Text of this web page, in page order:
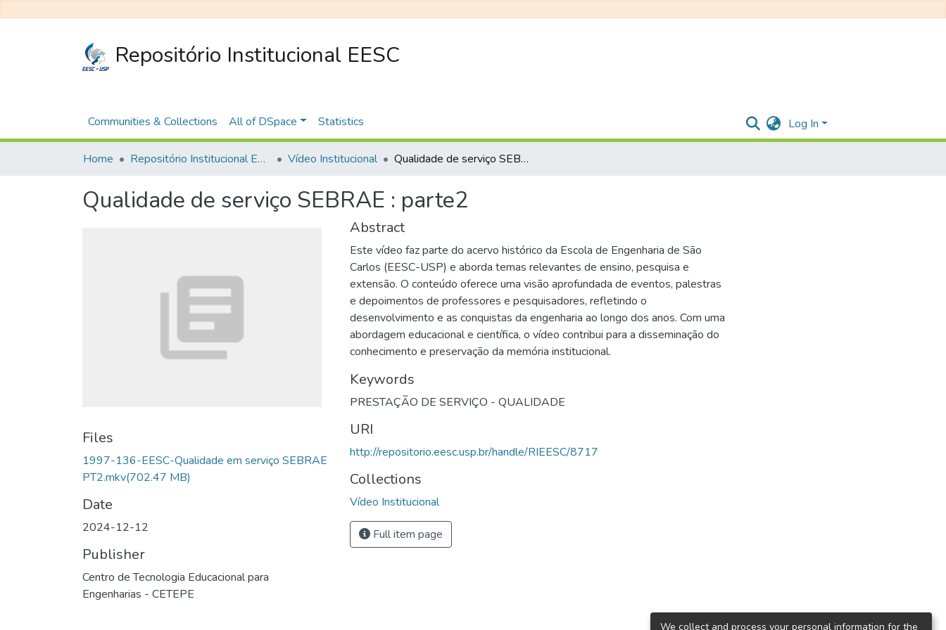
Repositório Institucional EESC
Communities & Collections All of DSpace Statistics Log In
Home Repositório Institucional EESC Vídeo Institucional Qualidade de serviço SEBRAE : parte2
Qualidade de serviço SEBRAE : parte2
Files
1997-136-EESC-Qualidade em serviço SEBRAE
PT2.mkv(702.47 MB)
Date
2024-12-12
Publisher
Centro de Tecnologia Educacional para
Engenharias - CETEPE
Abstract
Este vídeo faz parte do acervo histórico da Escola de Engenharia de São
Carlos (EESC-USP) e aborda temas relevantes de ensino, pesquisa e
extensão. O conteúdo oferece uma visão aprofundada de eventos, palestras
e depoimentos de professores e pesquisadores, refletindo o
desenvolvimento e as conquistas da engenharia ao longo dos anos. Com uma
abordagem educacional e científica, o vídeo contribui para a disseminação do
conhecimento e preservação da memória institucional.
Keywords
PRESTAÇÃO DE SERVIÇO - QUALIDADE
URI
http://repositorio.eesc.usp.br/handle/RIEESC/8717
Collections
Vídeo Institucional
Full item page
We collect and process your personal information for the